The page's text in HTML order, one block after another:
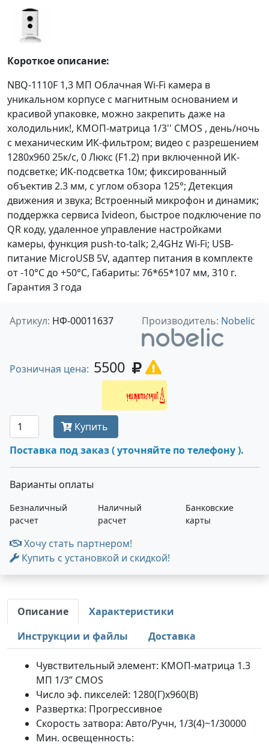
Короткое описание:
NBQ-1110F 1,3 МП Облачная Wi-Fi камера в
уникальном корпусе с магнитным основанием и
красивой упаковке, можно закрепить даже на
холодильник!, КМОП-матрица 1/3'' CMOS , день/ночь
с механическим ИК-фильтром; видео с разрешением
1280x960 25к/с, 0 Люкс (F1.2) при включенной ИК-
подсветке; ИК-подсветка 10м; фиксированный
объектив 2.3 мм, c углом обзора 125°; Детекция
движения и звука; Встроенный микрофон и динамик;
поддержка сервиса Ivideon, быстрое подключение по
QR коду, удаленное управление настройками
камеры, функция push-to-talk; 2,4GHz Wi-Fi; USB-
питание MicroUSB 5V, адаптер питания в комплекте
от -10°C до +50°C, Габариты: 76*65*107 мм, 310 г.
Гарантия 3 года
Артикул: НФ-00011637 Производитель: Nobelic
Розничная цена: 5500
Получить оптовую цену
Купить
Поставка под заказ ( уточняйте по телефону ).
Варианты оплаты
Безналичный
расчет
Наличный
расчет
Банковские
карты
Хочу стать партнером!
Купить с установкой и скидкой!
Описание
Характеристики
Инструкции и файлы
Доставка
Чувствительный элемент: КМОП-матрица 1.3
МП 1/3” CMOS
Число эф. пикселей: 1280(Г)x960(В)
Развертка: Прогрессивное
Скорость затвора: Авто/Ручн, 1/3(4)~1/30000
Мин. освещенность: